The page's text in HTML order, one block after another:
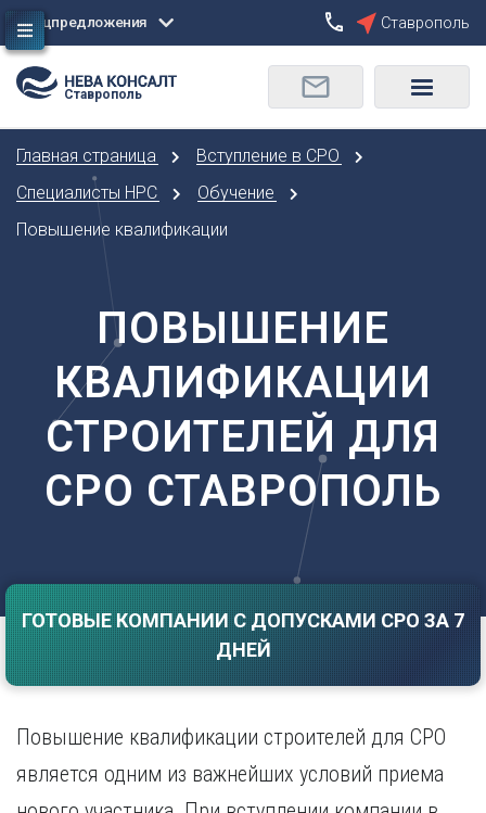
Сбросить
Москва
Санкт-Петербург
Архангельск
Астрахань
Барнаул
Белгород
Брянск
В
Владивосток
Владикавказ
Владимир
Волгоград
Екатеринбург
И
Иваново
Иркутск
К
О
Орел
Р
Рязань
С
Самара
Саранск
Саратов
Севастополь
Смоленск
Сочи
Тверь
Томск
Спецпредложения Ставрополь
Ставрополь
Главная страница
Вступление в СРО
Специалисты НРС
Обучение
Повышение квалификации
ПОВЫШЕНИЕ
КВАЛИФИКАЦИИ
СТРОИТЕЛЕЙ ДЛЯ
СРО СТАВРОПОЛЬ
ГОТОВЫЕ КОМПАНИИ С ДОПУСКАМИ СРО ЗА 7
ДНЕЙ
Повышение квалификации строителей для СРО
является одним из важнейших условий приема